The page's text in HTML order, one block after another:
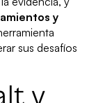
y
sus desafíos